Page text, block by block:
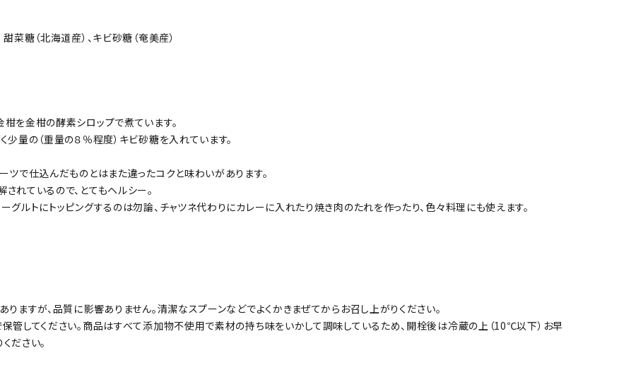
菜糖（北海道産）、キビ砂糖（奄美産）
を金柑の酵素シロップで煮ています。
少量の（重量の８％程度）キビ砂糖を入れています。
ツで仕込んだものとはまた違ったコクと味わいがあります。
れているので、とてもヘルシー。
グルトにトッピングするのは勿論、チャツネ代わりにカレーに入れたり焼き肉のたれを作ったり、色々料理にも使えます。
りますが、品質に影響ありません。清潔なスプーンなどでよくかきまぜてからお召し上がりください。
管してください。商品はすべて添加物不使用で素材の持ち味をいかして調味しているため、開栓後は冷蔵の上（10℃以下）お早
ださい。